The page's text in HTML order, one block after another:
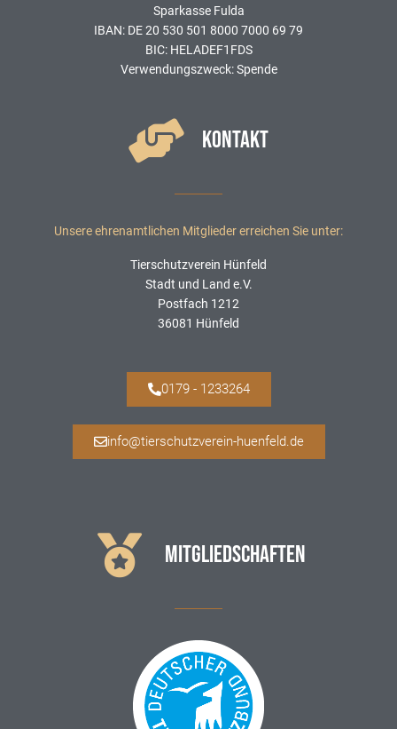
Sparkasse Fulda
IBAN: DE 20 530 501 8000 7000 69 79
BIC: HELADEF1FDS
Verwendungszweck: Spende
KONTAKT
Unsere ehrenamtlichen Mitglieder erreichen Sie unter:
Tierschutzverein Hünfeld
Stadt und Land e.V.
Postfach 1212
36081 Hünfeld
0179 - 1233264
info@tierschutzverein-huenfeld.de
MITGLIEDSCHAFTEN